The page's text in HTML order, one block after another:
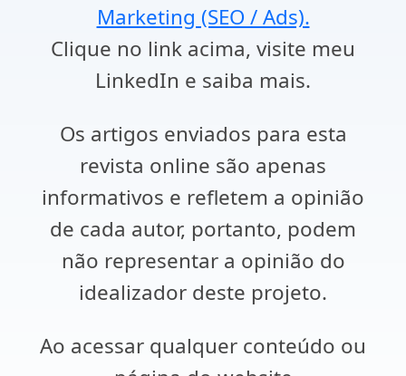
Marketing (SEO / Ads).
Clique no link acima, visite meu
LinkedIn e saiba mais.
Os artigos enviados para esta
revista online são apenas
informativos e refletem a opinião
de cada autor, portanto, podem
não representar a opinião do
idealizador deste projeto.
Ao acessar qualquer conteúdo ou